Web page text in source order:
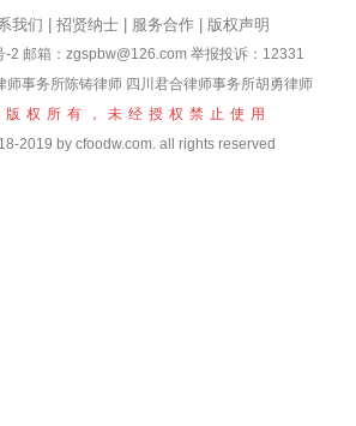
我们 招贤纳士 服务合作 版权声明
-2 邮箱：zgspbw@126.com 举报投诉：12331
师事务所陈铸律师 四川君合律师事务所胡勇律师
权所有，未经授权禁止使用
2019 by cfoodw.com. all rights reserved